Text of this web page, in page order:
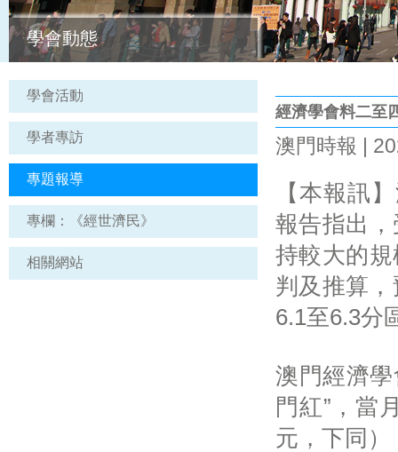
學會動態
學會活動
學者專訪
專題報導
專欄：《經世濟民》
相關網站
經濟學會料二至
澳門時報 |
【本報訊
報告指出
持較大的
判及推算
6.1至6.3分
澳門經濟
門紅”，當
元，下同